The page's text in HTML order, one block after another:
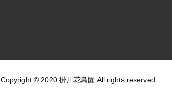
Copyright © 2020 掛川花鳥園 All rights reserved.